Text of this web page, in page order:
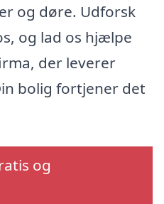
og døre. Udforsk
og lad os hjælpe
der leverer
bolig fortjener det
og